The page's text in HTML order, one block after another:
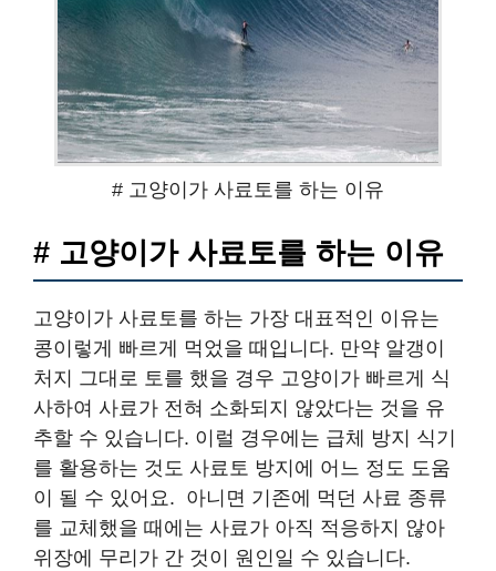
# 고양이가 사료토를 하는 이유
# 고양이가 사료토를 하는 이유
고양이가 사료토를 하는 가장 대표적인 이유는
콩이렇게 빠르게 먹었을 때입니다. 만약 알갱이
처지 그대로 토를 했을 경우 고양이가 빠르게 식
사하여 사료가 전혀 소화되지 않았다는 것을 유
추할 수 있습니다. 이럴 경우에는 급체 방지 식기
를 활용하는 것도 사료토 방지에 어느 정도 도움
이 될 수 있어요. ​ 아니면 기존에 먹던 사료 종류
를 교체했을 때에는 사료가 아직 적응하지 않아
위장에 무리가 간 것이 원인일 수 있습니다.